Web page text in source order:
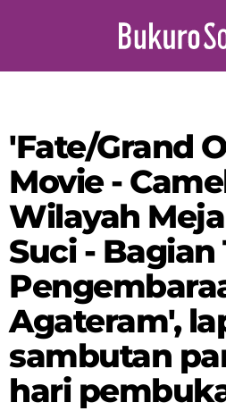
'Fate/Grand
Movie -
Wilayah
Suci - Bagian
Agateram',
sambutan
hari